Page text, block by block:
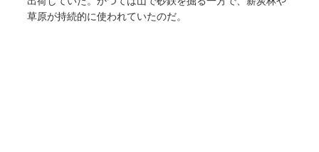
草原が持続的に使われていたのだ。